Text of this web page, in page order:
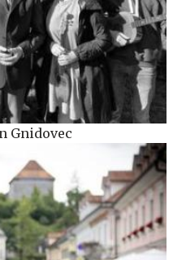
Gnidovec